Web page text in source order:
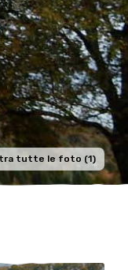
tutte le foto (1)